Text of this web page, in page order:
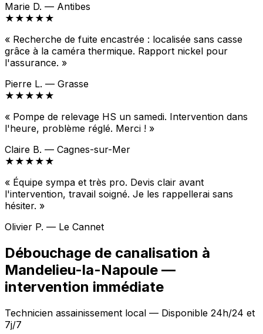
Marie D. — Antibes
★★★★★
« Recherche de fuite encastrée : localisée sans casse
grâce à la caméra thermique. Rapport nickel pour
l'assurance. »
Pierre L. — Grasse
★★★★★
« Pompe de relevage HS un samedi. Intervention dans
l'heure, problème réglé. Merci ! »
Claire B. — Cagnes-sur-Mer
★★★★★
« Équipe sympa et très pro. Devis clair avant
l'intervention, travail soigné. Je les rappellerai sans
hésiter. »
Olivier P. — Le Cannet
Débouchage de canalisation à
Mandelieu-la-Napoule —
intervention immédiate
Technicien assainissement local — Disponible 24h/24 et
7j/7